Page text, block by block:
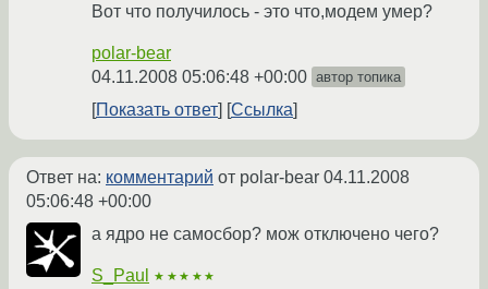
Вот что получилось - это что,модем умер?
polar-bear
04.11.2008 05:06:48 +00:00 автор топика
Показать ответ Ссылка
Ответ на: комментарий от polar-bear 04.11.2008
05:06:48 +00:00
а ядро не самосбор? мож отключено чего?
S_Paul ★★★★★